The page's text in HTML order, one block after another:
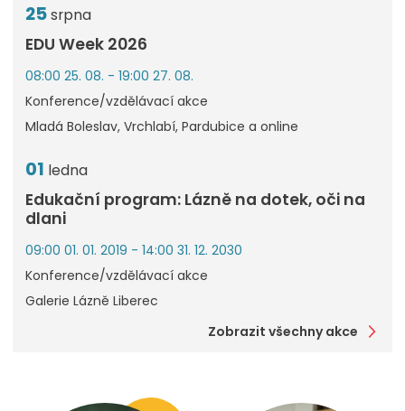
25srpna
EDU Week 2026
08:00 25. 08. - 19:00 27. 08.
Konference/vzdělávací akce
Mladá Boleslav, Vrchlabí, Pardubice a online
01 ledna
Edukační program: Lázně na dotek, oči na
dlani
09:00 01. 01. 2019 - 14:00 31. 12. 2030
Konference/vzdělávací akce
Galerie Lázně Liberec
Zobrazit všechny akce